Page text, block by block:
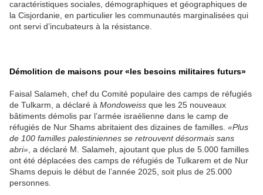
caractéristiques sociales, démographiques et géographiques de
la Cisjordanie, en particulier les communautés marginalisées qui
ont servi d’incubateurs à la résistance.
Démolition de maisons pour «les besoins militaires futurs»
Faisal Salameh, chef du Comité populaire des camps de réfugiés
de Tulkarm, a déclaré à Mondoweiss que les 25 nouveaux
bâtiments démolis par l’armée israélienne dans le camp de
réfugiés de Nur Shams abritaient des dizaines de familles. «Plus
de 100 familles palestiniennes se retrouvent désormais sans
abri» , a déclaré M. Salameh, ajoutant que plus de 5.000 familles
ont été déplacées des camps de réfugiés de Tulkarem et de Nur
Shams depuis le début de l’année 2025, soit plus de 25.000
personnes.